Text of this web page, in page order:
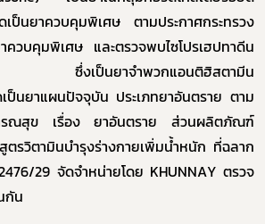
ป็นยาควบคุมพิเศษตามประกาศกระทรวง
วบคุมพิเศษ และตรวจพบไซโปรเฮปทาดีน
ซึ่งเป็นยาจำพวกแอนติฮิสตามีน
ป็นยาแผนปัจจุบัน ประเภทยาอันตราย ตาม
ารณสุข เรื่อง ยาอันตราย ส่วนผลิตภัณฑ์
สูตรวิตามินบำรุงร่างกายเพิ่มน้ำหนัก ที่ฉลาก
29 จัดจำหน่ายโดย KHUNNAY ตรวจ
กัน